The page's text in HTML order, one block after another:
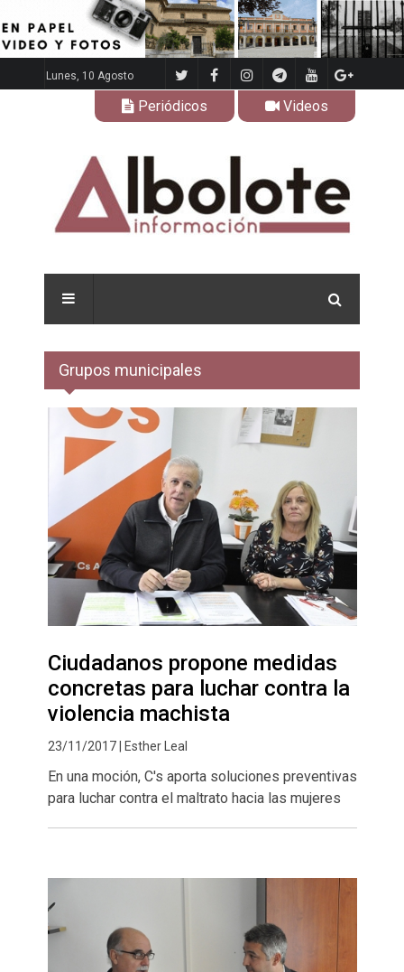
Lunes, 10 Agosto
Periódicos Videos
Grupos municipales
Ciudadanos propone medidas
concretas para luchar contra la
violencia machista
23/11/2017 | Esther Leal
En una moción, C's aporta soluciones preventivas
para luchar contra el maltrato hacia las mujeres